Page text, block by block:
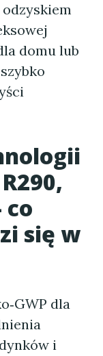
domu lub
co
się w
dla
i